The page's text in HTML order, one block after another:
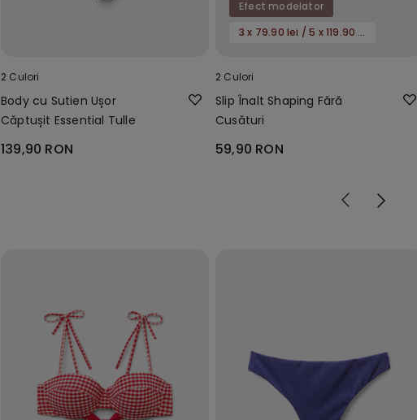
2 Culori
Body cu Sutien Ușor
Căptușit Essential Tulle
139,90 RON
Efect modelator
3 x 79.90 lei / 5 x 119.90 lei
2 Culori
Slip Înalt Shaping Fără
Cusături
59,90 RON